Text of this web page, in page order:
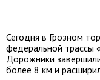
Сегодня в Грозном
федеральной трассы
Дорожники
более 8 км и